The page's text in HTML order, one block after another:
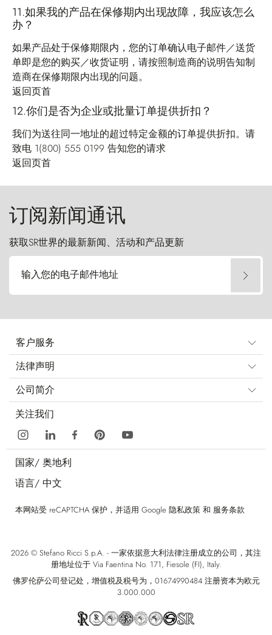
11.如果我的产品在保修期内出现故障，我应该怎么
办？
如果产品处于保修期限内，您的订单确认电子邮件／送货
单即是您的购买／收货证明，请按照制造商的说明告知制
造商在保修期限内出现的问题。
返回页首
12.你们是否为企业或批量订单提供折扣？
我们为送往同一地址的超过特定金额的订单提供折扣。请
致电 1(800) 555 0199 告知您的请求
返回页首
订阅新闻通讯
获取SR世界的最新新闻、活动和产品更新
输入您的电子邮件地址
客户服务
法律声明
公司简介
关注我们
国家/ 奥地利
语言/ 中文
本网站受 reCAPTCHA 保护，并适用 Google 隐私政策 和 服务条款
2026 © Stefano Ricci S.p.A. - 一家依据意大利法律注册成立的公司，其注
册地址位于 Via Faentina No. 171, Fiesole (FI), Italy.
佛罗伦萨公司登记处，增值税及税号为，01674990484 注册资本为欧元
3.000.000